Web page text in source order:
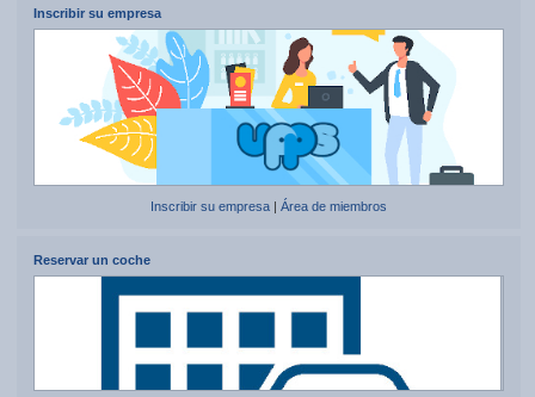
Inscribir su empresa
Inscribir su empresa| Área de miembros
Reservar un coche